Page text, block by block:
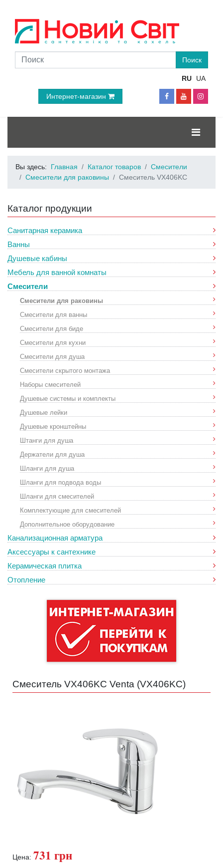
RU UA
Интернет-магазин
Вы здесь: Главная Каталог товаров
Смесители
Смесители для раковины
Смеситель VX406KC
Каталог продукции
Санитарная керамика
Ванны
Душевые кабины
Мебель для ванной комнаты
Смесители
Смесители для раковины
Смесители для ванны
Смесители для биде
Смесители для кухни
Смесители для душа
Смесители скрытого монтажа
Наборы смесителей
Душевые системы и комплекты
Душевые лейки
Душевые кронштейны
Штанги для душа
Держатели для душа
Шланги для душа
Шланги для подвода воды
Шланги для смесителей
Комплектующие для смесителей
Дополнительное оборудование
Канализационная арматура
Аксессуары к сантехнике
Керамическая плитка
Отопление
Смеситель VX406KC Venta (VX406KC)
Цена: 731 грн